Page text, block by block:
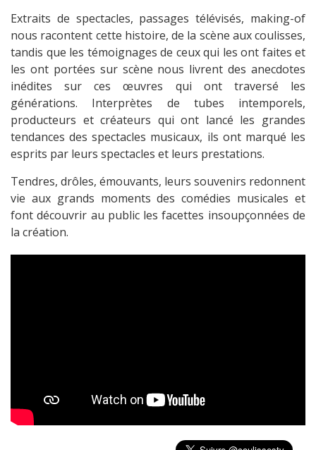
Extraits de spectacles, passages télévisés, making-of
nous racontent cette histoire, de la scène aux coulisses,
tandis que les témoignages de ceux qui les ont faites et
les ont portées sur scène nous livrent des anecdotes
inédites sur ces œuvres qui ont traversé les
générations. Interprètes de tubes intemporels,
producteurs et créateurs qui ont lancé les grandes
tendances des spectacles musicaux, ils ont marqué les
esprits par leurs spectacles et leurs prestations.
Tendres, drôles, émouvants, leurs souvenirs redonnent
vie aux grands moments des comédies musicales et
font découvrir au public les facettes insoupçonnées de
la création.